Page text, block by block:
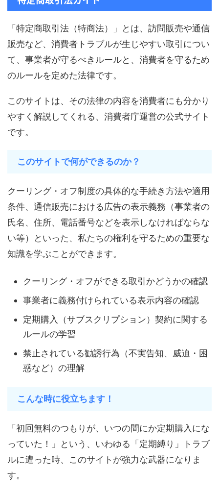
「特定商取引法（特商法）」とは、訪問販売や通信
販売など、消費者トラブルが生じやすい取引につい
て、事業者が守るべきルールと、消費者を守るため
のルールを定めた法律です。
このサイトは、その法律の内容を消費者にも分かり
やすく解説してくれる、消費者庁運営の公式サイト
です。
このサイトで何ができるのか？
クーリング・オフ制度の具体的な手続き方法や適用
条件、通信販売における広告の表示義務（事業者の
氏名、住所、電話番号などを表示しなければならな
い等）といった、私たちの権利を守るための重要な
知識を学ぶことができます。
クーリング・オフができる取引かどうかの確認
事業者に義務付けられている表示内容の確認
定期購入（サブスクリプション）契約に関する
ルールの学習
禁止されている勧誘行為（不実告知、威迫・困
惑など）の理解
こんな時に役立ちます！
「初回無料のつもりが、いつの間にか定期購入にな
っていた！」という、いわゆる「定期縛り」トラブ
ルに遭った時、このサイトが強力な武器になりま
す。